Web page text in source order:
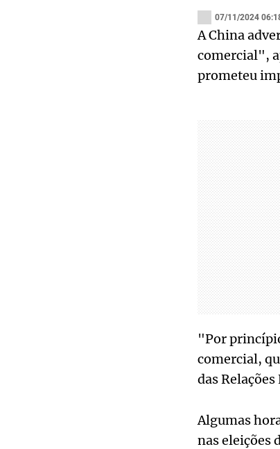
07/11/2024
A China
comercial",
prometeu
"Por
comercial,
das
Algumas
nas eleições